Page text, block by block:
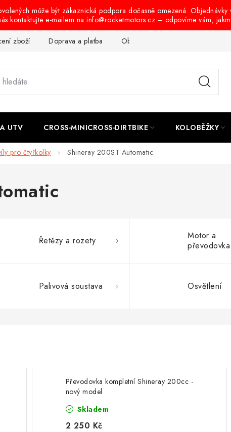
může být zákaznická podpora dočasně omezená.
kontaktujte e-mailem na info@rocketmotors.cz – odpovíme vám,
zboží Doprava a platba Obchodní podmínky
UTV CROSS-MINICROSS-DIRTBIKE KOLOBĚŽKY
pro čtyřkolky Shineray 200ST Automatic
Řetězy a rozety
Motor a
převodovka
Palivová soustava Osvětlení
Převodovka kompletní Shineray 200cc -
nový model
Skladem
2 250 Kč